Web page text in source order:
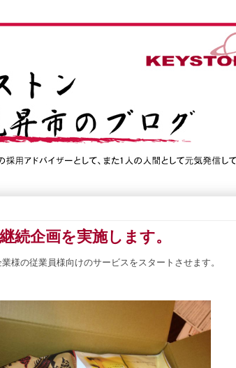
続企画を実施します。
様の従業員様向けのサービスをスタートさせます。